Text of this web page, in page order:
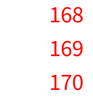
168
169
170